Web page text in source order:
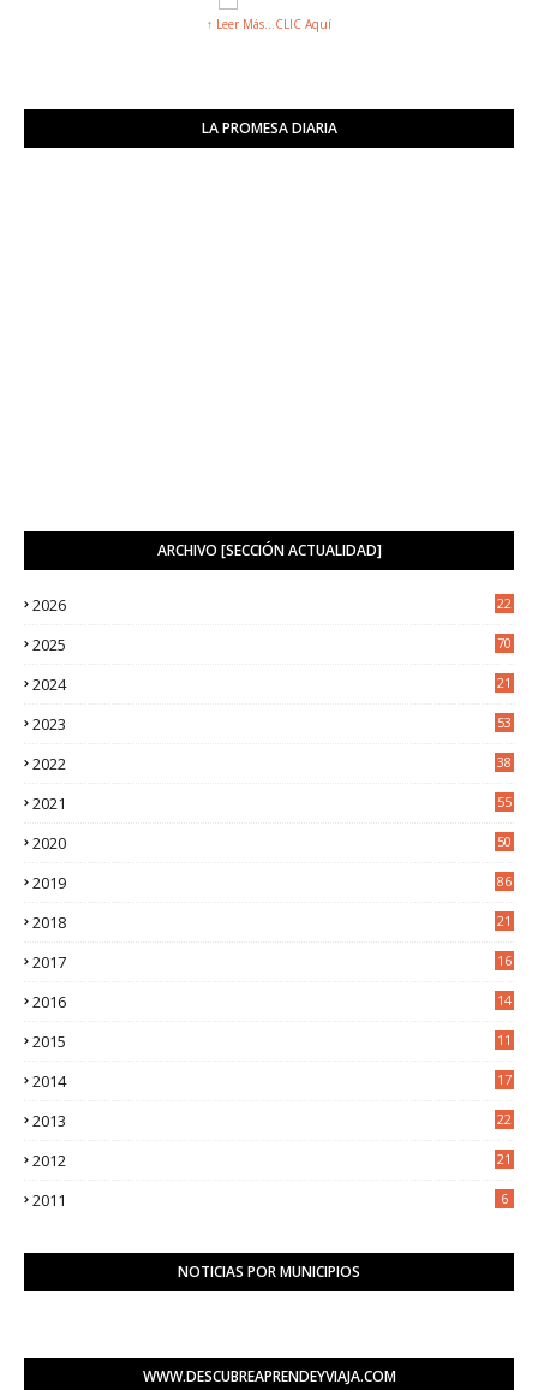
↑ Leer Más...CLIC Aquí
LA PROMESA DIARIA
ARCHIVO [SECCIÓN ACTUALIDAD]
2026
22
2025
70
2024
21
2023
53
2022
38
2021
55
2020
50
2019 86
2018
21
2017
16
2016
14
2015
11
2014
17
2013
22
2012
21
2011 6
NOTICIAS POR MUNICIPIOS
WWW.DESCUBREAPRENDEYVIAJA.COM